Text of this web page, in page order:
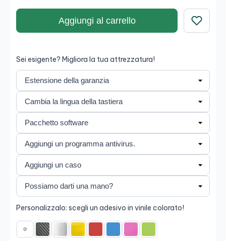
Aggiungi al carrello
Sei esigente? Migliora la tua attrezzatura!
Personalizzalo: scegli un adesivo in vinile colorato!